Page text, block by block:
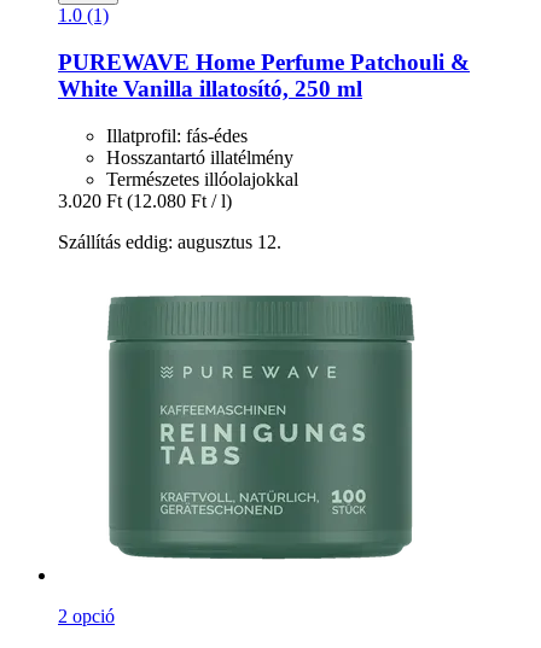
1.0 (1)
PUREWAVE Home Perfume Patchouli &
White Vanilla illatosító, 250 ml
Illatprofil: fás-édes
Hosszantartó illatélmény
Természetes illóolajokkal
3.020 Ft (12.080 Ft / l)
Szállítás eddig: augusztus 12.
2 opció